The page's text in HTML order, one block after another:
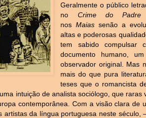
Geralmente o público
no Crime do Padre
nosMaias senão a
altas e poderosas
tem sabido compulsar
documento humano,
observador original. Mas
mais do que pura
teses que o romancista
intuição de analista sociólogo, que raras
contemporânea. Com a visão clara de
artistas da língua portuguesa neste